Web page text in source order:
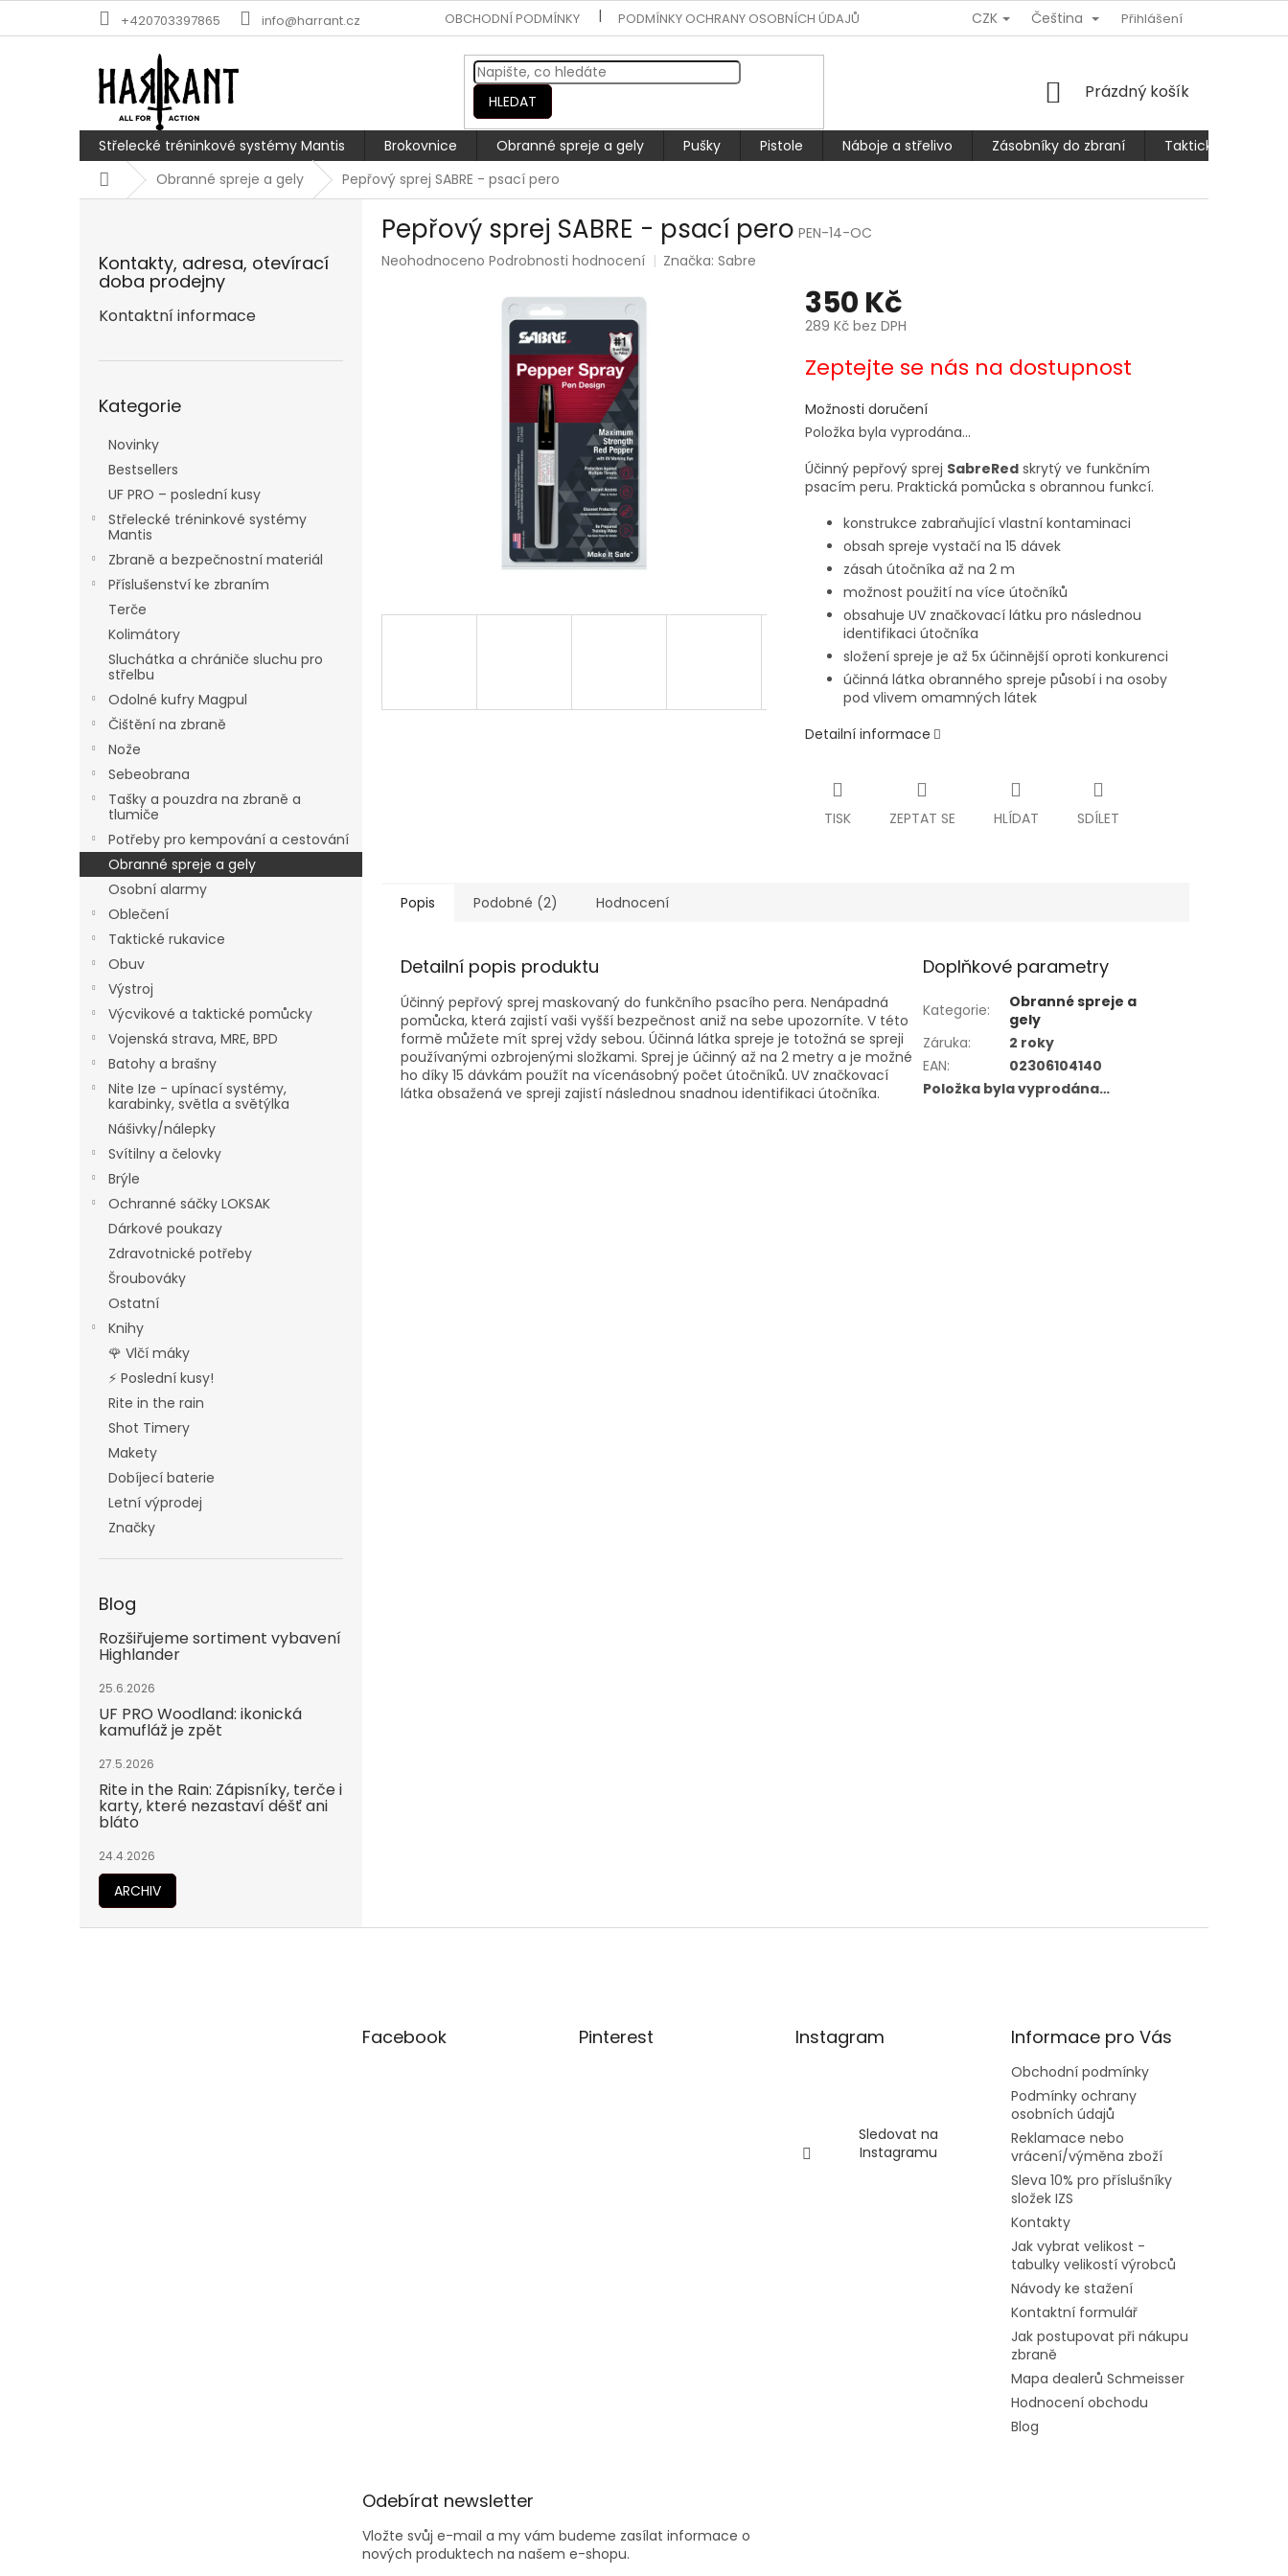
+420703397865 info@harrant.cz OBCHODNÍ PODMÍNKY PODMÍNKY OCHRANY OSOBNÍCH ÚDAJŮ REKLAMACE NEBO VRÁCENÍ/VÝMĚNA ZBOŽÍ
CZK Čeština Přihlášení
HLEDAT
NÁKUPNÍ
Prázdný košík
Střelecké tréninkové systémy Mantis Brokovnice Obranné spreje a gely Pušky Pistole Náboje a střelivo Zásobníky do zbraní
Taktické kalhoty
DomůObranné spreje a gely Pepřový sprej SABRE - psací pero
Kontakty, adresa, otevírací
doba prodejny
Kontaktní informace
kategorie
Kategorie
Novinky
Bestsellers
UF PRO – poslední kusy
Střelecké tréninkové systémy
Mantis
Zbraně a bezpečnostní materiál
Příslušenství ke zbraním
Terče
Kolimátory
Sluchátka a chrániče sluchu pro
střelbu
Odolné kufry Magpul
Čištění na zbraně
Nože
Sebeobrana
Tašky a pouzdra na zbraně a
tlumiče
Potřeby pro kempování a cestování
Obranné spreje a gely
Osobní alarmy
Oblečení
Taktické rukavice
Obuv
Výstroj
Výcvikové a taktické pomůcky
Vojenská strava, MRE, BPD
Batohy a brašny
Nite Ize - upínací systémy,
karabinky, světla a světýlka
Nášivky/nálepky
Svítilny a čelovky
Brýle
Ochranné sáčky LOKSAK
Dárkové poukazy
Zdravotnické potřeby
Šroubováky
Ostatní
Knihy
🌹 Vlčí máky
⚡ Poslední kusy!
Rite in the rain
Shot Timery
Makety
Dobíjecí baterie
Letní výprodej
Značky
Blog
Rozšiřujeme sortiment vybavení
Highlander
25.6.2026
UF PRO Woodland: ikonická
kamufláž je zpět
27.5.2026
Rite in the Rain: Zápisníky, terče i
karty, které nezastaví déšť ani
bláto
24.4.2026
ARCHIV
Pepřový sprej SABRE - psací pero PEN-14-OC
Průměrné
Neohodnoceno Podrobnosti hodnocení Značka:Sabre
350 Kč
289 Kč bez DPH
cena:
Zeptejte se nás na dostupnost
Možnosti doručení
Položka byla vyprodána…
Účinný pepřový sprej SabreRedskrytý ve funkčním
psacím peru. Praktická pomůcka s obrannou funkcí.
konstrukce zabraňující vlastní kontaminaci
obsah spreje vystačí na 15 dávek
zásah útočníka až na 2 m
možnost použití na více útočníků
obsahuje UV značkovací látku pro následnou
identifikaci útočníka
složení spreje je až 5x účinnější oproti konkurenci
účinná látka obranného spreje působí i na osoby
pod vlivem omamných látek
Detailní informace
TISK ZEPTAT SE HLÍDAT SDÍLET
Popis Podobné (2) Hodnocení
Detailní popis produktu
Účinný pepřový sprej maskovaný do funkčního psacího pera. Nenápadná
pomůcka, která zajistí vaši vyšší bezpečnost aniž na sebe upozorníte. V této
formě můžete mít sprej vždy sebou. Účinná látka spreje je totožná se spreji
používanými ozbrojenými složkami. Sprej je účinný až na 2 metry a je možné
ho díky 15 dávkám použít na vícenásobný počet útočníků. UV značkovací
látka obsažená ve spreji zajistí následnou snadnou identifikaci útočníka.
Doplňkové parametry
Kategorie:
Obranné spreje a
gely
Záruka:
2 roky
EAN:
02306104140
Položka byla vyprodána…
Facebook Pinterest Instagram
Sledovat na
Instagramu
Informace pro Vás
Obchodní podmínky
Podmínky ochrany
osobních údajů
Reklamace nebo
vrácení/výměna zboží
Sleva 10% pro příslušníky
složek IZS
Kontakty
Jak vybrat velikost -
tabulky velikostí výrobců
Návody ke stažení
Kontaktní formulář
Jak postupovat při nákupu
zbraně
Mapa dealerů Schmeisser
Hodnocení obchodu
Blog
Odebírat newsletter
Vložte svůj e-mail a my vám budeme zasílat informace o
nových produktech na našem e-shopu.